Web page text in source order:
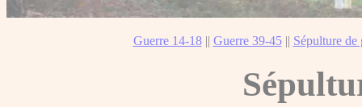
Guerre 14-18|| Guerre 39-45|| Sépulture de